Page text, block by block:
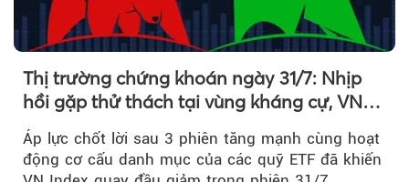
Thị trường chứng khoán ngày 31/7: Nhịp
hồi gặp thử thách tại vùng kháng cự, VN
Index giảm gần 9 điểm trong phiên cuối...
Áp lực chốt lời sau 3 phiên tăng mạnh cùng hoạt
động cơ cấu danh mục của các quỹ ETF đã khiến